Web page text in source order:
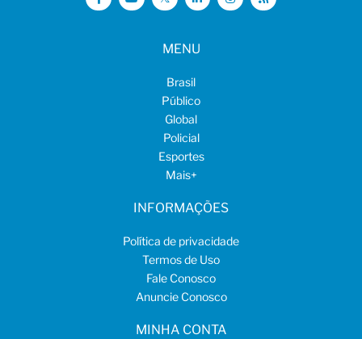
MENU
Brasil
Público
Global
Policial
Esportes
Mais+
INFORMAÇÕES
Política de privacidade
Termos de Uso
Fale Conosco
Anuncie Conosco
MINHA CONTA